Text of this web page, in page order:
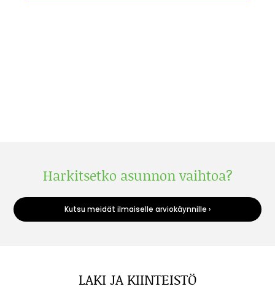
Harkitsetko asunnon vaihtoa?
Kutsu meidät ilmaiselle arviokäynnille ›
LAKI JA KIINTEISTÖ